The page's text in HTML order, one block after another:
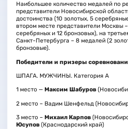
Наибольшее количество медалей по
представители Новосибирской
достоинства (10 золотых, 5
втором месте представители Москвы
серебряных и 12 бронзовых), на
Санкт-Петербурга – 8 медалей (2
бронзовые).
Победители и призеры
ШПАГА. МУЖЧИНЫ. Категория А
1 место — Максим Шабуров
2 место – Вадим Шенфельд
3 место – Михаил Карпов
Юсупов(Краснодарский край)